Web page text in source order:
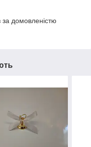
домовленістю